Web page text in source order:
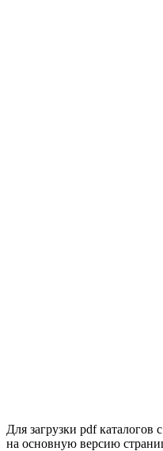
Для загрузки pdf каталогов
на основную версию